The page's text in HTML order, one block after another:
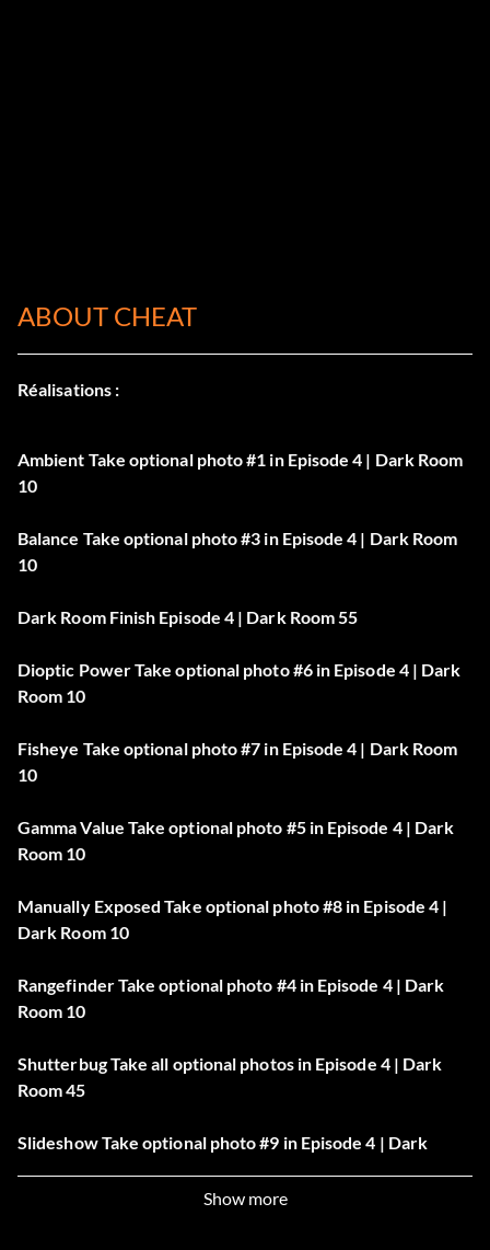
ABOUT CHEAT
Réalisations :
Ambient Take optional photo #1 in Episode 4 | Dark Room
10
Balance Take optional photo #3 in Episode 4 | Dark Room
10
Dark Room Finish Episode 4 | Dark Room 55
Dioptic Power Take optional photo #6 in Episode 4 | Dark
Room 10
Fisheye Take optional photo #7 in Episode 4 | Dark Room
10
Gamma Value Take optional photo #5 in Episode 4 | Dark
Room 10
Manually Exposed Take optional photo #8 in Episode 4 |
Dark Room 10
Rangefinder Take optional photo #4 in Episode 4 | Dark
Room 10
Shutterbug Take all optional photos in Episode 4 | Dark
Room 45
Slideshow Take optional photo #9 in Episode 4 | Dark
Show more